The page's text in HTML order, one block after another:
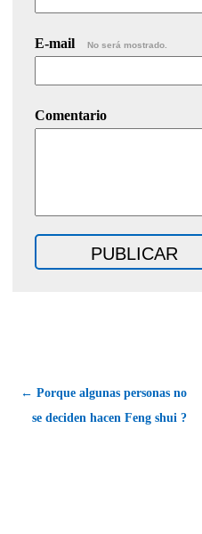
E-mail No será mostrado.
Comentario
← Porque algunas personas no
se deciden hacen Feng shui ?